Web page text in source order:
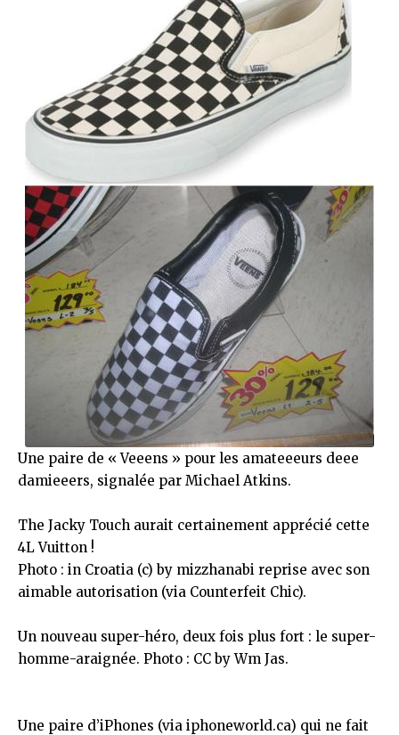
Une paire de « Veeens » pour les amateeeurs deee
damieeers, signalée par Michael Atkins.
The Jacky Touch aurait certainement apprécié cette
4L Vuitton !
Photo : in Croatia (c) by mizzhanabi reprise avec son
aimable autorisation (via Counterfeit Chic).
Un nouveau super-héro, deux fois plus fort : le super-
homme-araignée. Photo : CCbyWm Jas.
Une paire d’iPhones (via iphoneworld.ca) qui ne fait